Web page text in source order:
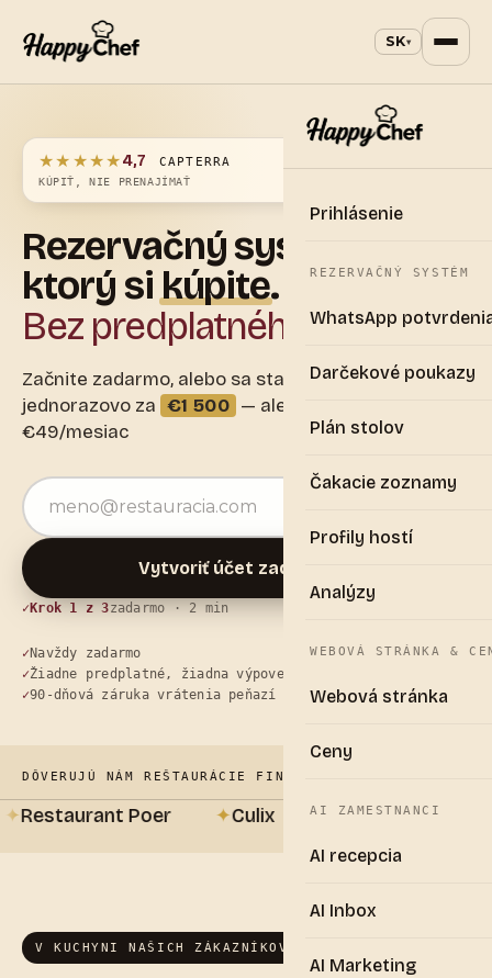
SK▾
Prihlásenie
REZERVAČNÝ SYSTÉM
WhatsApp
Darčekové poukazy
Plán stolov
Čakacie zoznamy
Profily hostí
Analýzy
WEBOVÁ STRÁNKA &
Webová stránka
Ceny
AI ZAMESTNANCI
AI recepcia
AI Inbox
AI Marketing
★★★★★4,7 CAPTERRA
KÚPIŤ, NIE PRENAJÍMAŤ
Rezervačnýsystém,
ktorýsikúpite.
Bez predplatného
Začnite zadarmo, alebo sa staňte majiteľom
jednorazovo za €1 500 — alebo na splátky od
€49/mesiac
E-mailová adresa
Vytvoriť účet zadarmo
Krok 1 z 3zadarmo · 2 min
Navždy zadarmo
Žiadne predplatné, žiadna výpovedná lehota
90-dňová záruka vrátenia peňazí
DÔVERUJÚ NÁM REŠTAURÁCIE FINE DINING
Poer Culix A Priori ✦De
V KUCHYNI NAŠICH ZÁKAZNÍKOV